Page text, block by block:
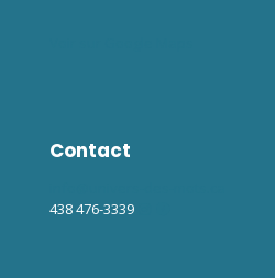
Contact
438 476-3339